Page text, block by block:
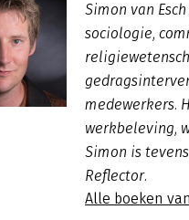
Simon van
sociologie,
medewerkers.
werkbeleving,
Simon is
Reflector.
Alle boeken